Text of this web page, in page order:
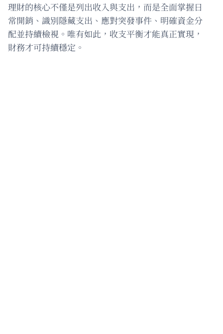
理財的核心不僅是列出收入與支出，而是全面掌握日
常開銷、識別隱藏支出、應對突發事件、明確資金分
配並持續檢視。唯有如此，收支平衡才能真正實現，
財務才可持續穩定。